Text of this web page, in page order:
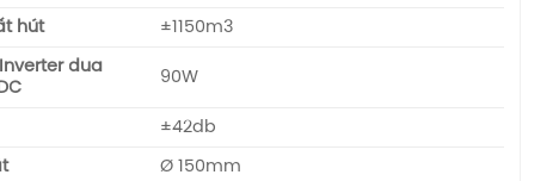
hút ±1150m3
dua
90W
±42db
Ø 150mm